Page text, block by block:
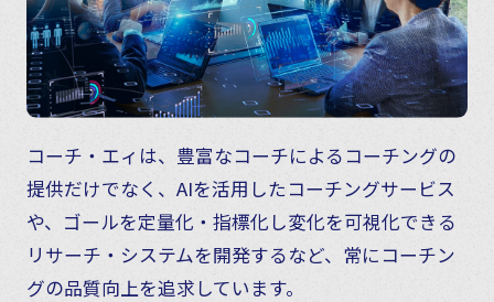
コーチ・エィは、豊富なコーチによるコーチングの
提供だけでなく、AIを活用したコーチングサービス
や、ゴールを定量化・指標化し変化を可視化できる
リサーチ・システムを開発するなど、常にコーチン
グの品質向上を追求しています。